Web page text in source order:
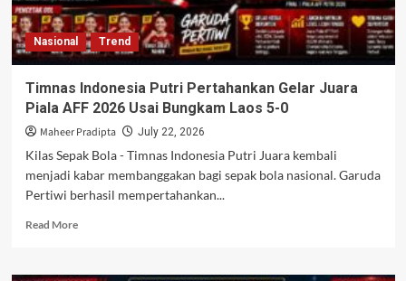
Italia
Nasional Trend
Timnas Indonesia Putri Pertahankan Gelar Juara
Piala AFF 2026 Usai Bungkam Laos 5-0
Maheer Pradipta July 22, 2026
Kilas Sepak Bola - Timnas Indonesia Putri Juara kembali
menjadi kabar membanggakan bagi sepak bola nasional. Garuda
Pertiwi berhasil mempertahankan...
Read MoreRead
Timnas